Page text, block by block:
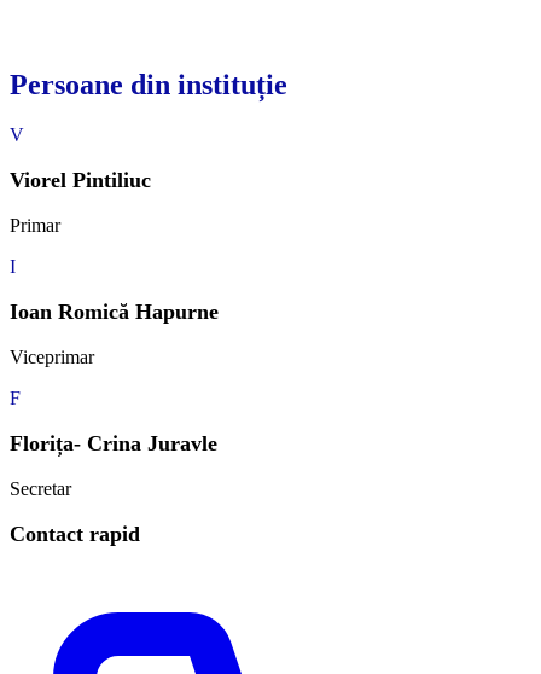
Persoane din instituție
V
Viorel Pintiliuc
Primar
I
Ioan Romică Hapurne
Viceprimar
F
Florița- Crina Juravle
Secretar
Contact rapid